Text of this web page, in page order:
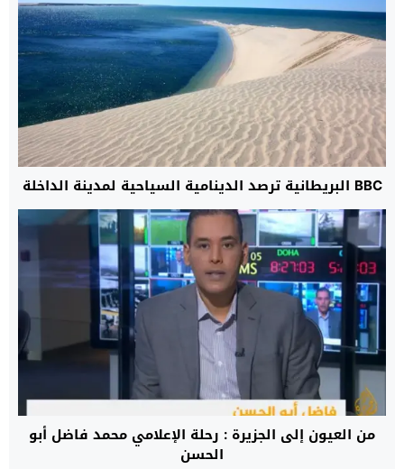
BBC البريطانية ترصد الدينامية السياحية لمدينة الداخلة
من العيون إلى الجزيرة : رحلة الإعلامي محمد فاضل أبو
الحسن